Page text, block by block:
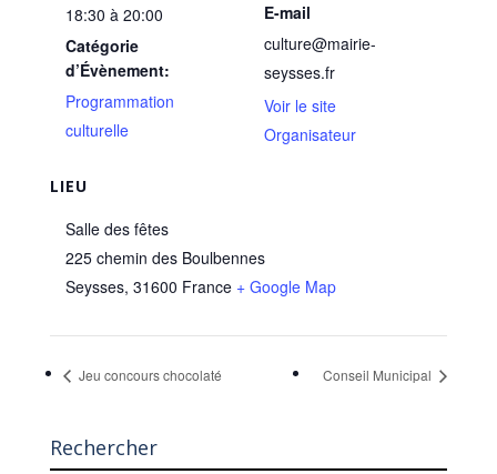
18:30 à 20:00
Catégorie
d’Évènement:
Programmation
culturelle
LIEU
Salle des fêtes
225 chemin des Boulbennes
Seysses, 31600 France + Google Map
E-mail
culture@mairie-
seysses.fr
Voir le site
Organisateur
Jeu concours chocolaté Conseil Municipal
Rechercher